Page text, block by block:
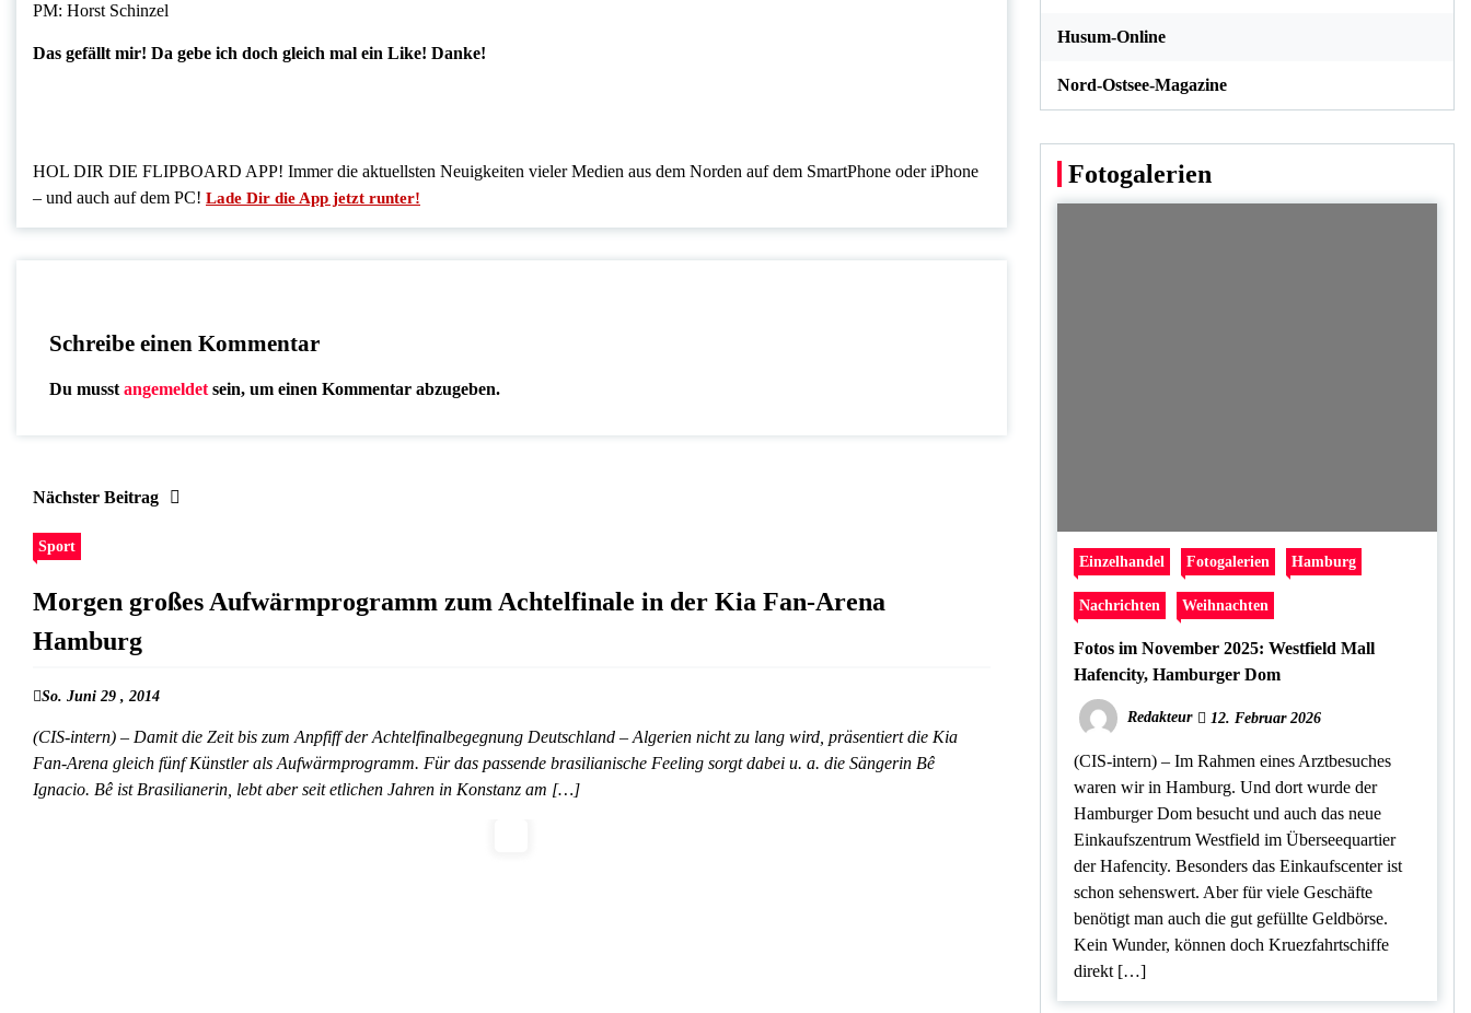
PM: Horst Schinzel
Das gefällt mir! Da gebe ich doch gleich mal ein Like! Danke!
HOL DIR DIE FLIPBOARD APP! Immer die aktuellsten Neuigkeiten vieler Medien aus dem Norden auf dem SmartPhone oder iPhone
– und auch auf dem PC! Lade Dir die App jetzt runter!
Schreibe einen Kommentar
Du musst angemeldet sein, um einen Kommentar abzugeben.
Nächster Beitrag
Sport
Morgen großes Aufwärmprogramm zum Achtelfinale in der Kia Fan-Arena
Hamburg
So. Juni 29 , 2014
(CIS-intern) – Damit die Zeit bis zum Anpfiff der Achtelfinalbegegnung Deutschland – Algerien nicht zu lang wird, präsentiert die Kia
Fan-Arena gleich fünf Künstler als Aufwärmprogramm. Für das passende brasilianische Feeling sorgt dabei u. a. die Sängerin Bê
Ignacio. Bê ist Brasilianerin, lebt aber seit etlichen Jahren in Konstanz am […]
Husum-Online
Nord-Ostsee-Magazine
Fotogalerien
Einzelhandel Fotogalerien Hamburg
Nachrichten Weihnachten
Fotos im November 2025: Westfield Mall
Hafencity, Hamburger Dom
Redakteur 12. Februar 2026
(CIS-intern) – Im Rahmen eines Arztbesuches
waren wir in Hamburg. Und dort wurde der
Hamburger Dom besucht und auch das neue
Einkaufszentrum Westfield im Überseequartier
der Hafencity. Besonders das Einkaufscenter ist
schon sehenswert. Aber für viele Geschäfte
benötigt man auch die gut gefüllte Geldbörse.
Kein Wunder, können doch Kruezfahrtschiffe
direkt […]